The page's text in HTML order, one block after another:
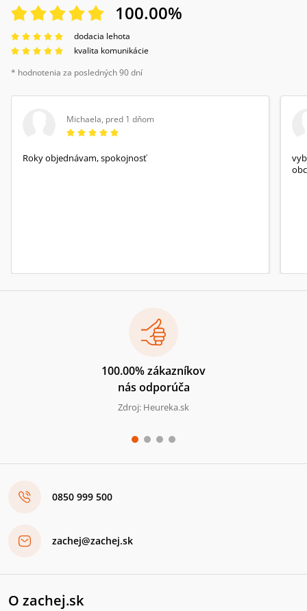
100.00%
dodacia lehota
kvalita komunikácie
* hodnotenia za posledných 90 dní
Michaela, pred 1 dňom
Roky objednávam, spokojnosť
100.00% zákazníkov
nás odporúča
Zdroj: Heureka.sk
0850 999 500
zachej@zachej.sk
O zachej.sk